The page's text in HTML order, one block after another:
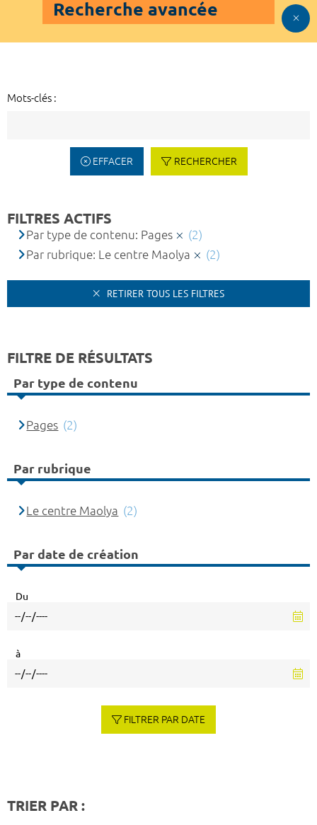
Recherche avancée
Mots-clés :
EFFACER RECHERCHER
FILTRES ACTIFS
Par type de contenu: Pages
(2)
Par rubrique: Le centre Maolya
(2)
RETIRER TOUS LES FILTRES
FILTRE DE RÉSULTATS
Par type de contenu
Pages (2)
Par rubrique
Le centre Maolya (2)
Par date de création
Du
à
FILTRER PAR DATE
TRIER PAR :